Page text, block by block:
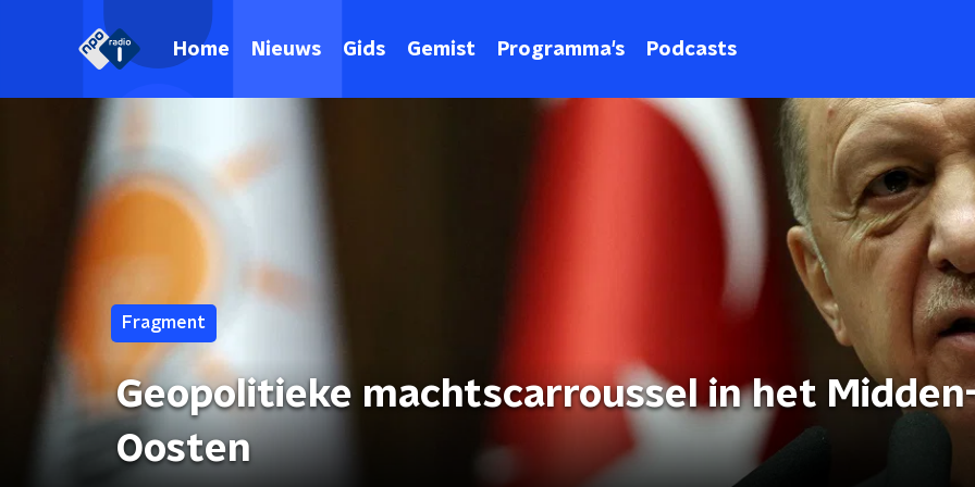
Home Nieuws Gids Gemist Programma's Podcasts
Fragment
Geopolitieke machtscarroussel in het
Oosten